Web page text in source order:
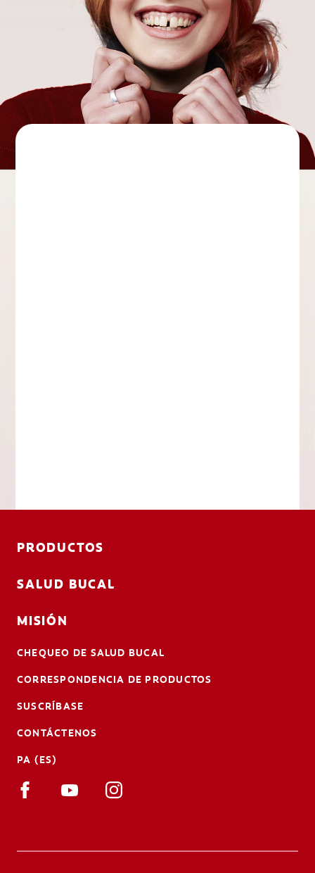
PRODUCTOS
SALUD BUCAL
MISIÓN
CHEQUEO DE SALUD BUCAL
CORRESPONDENCIA DE PRODUCTOS
SUSCRÍBASE
CONTÁCTENOS
PA (ES)